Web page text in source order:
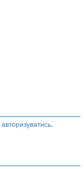
авторизуватись.